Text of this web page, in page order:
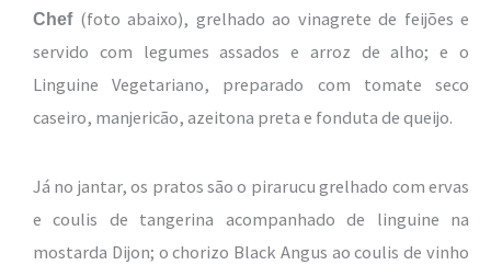
Chef(foto abaixo), grelhado ao vinagrete de feijões e
servido com legumes assados e arroz de alho; e o
Linguine Vegetariano, preparado com tomate seco
caseiro, manjericão, azeitona preta e fonduta de queijo.
Já no jantar, os pratos são o pirarucu grelhado com ervas
e coulis de tangerina acompanhado de linguine na
mostarda Dijon; o chorizo Black Angus ao coulis de vinho